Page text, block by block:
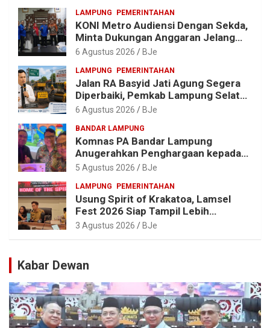
LAMPUNG PEMERINTAHAN
KONI Metro Audiensi Dengan Sekda,
Minta Dukungan Anggaran Jelang
Porprov X Lampung
6 Agustus 2026 BJe
LAMPUNG PEMERINTAHAN
Jalan RA Basyid Jati Agung Segera
Diperbaiki, Pemkab Lampung Selatan
Alokasikan Rp1,13 Miliar
6 Agustus 2026 BJe
BANDAR LAMPUNG
Komnas PA Bandar Lampung
Anugerahkan Penghargaan kepada
Kombes Pol. Alfret Jacob Tilukay
5 Agustus 2026 BJe
LAMPUNG PEMERINTAHAN
Usung Spirit of Krakatoa, Lamsel
Fest 2026 Siap Tampil Lebih
Spektakuler dengan Empat Event
3 Agustus 2026 BJe
Kabar Dewan